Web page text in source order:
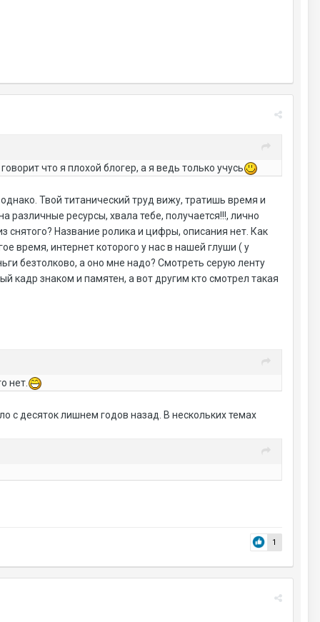
говорит что я плохой блогер, а я ведь только учусь
Твой титанический труд вижу, тратишь время и
различные ресурсы, хвала тебе, получается!!!, лично
снятого? Название ролика и цифры, описания нет. Как
время, интернет которого у нас в нашей глуши ( у
безтолково, а оно мне надо? Смотреть серую ленту
кадр знаком и памятен, а вот другим кто смотрел такая
нет.
с десяток лишнем годов назад. В нескольких темах
1